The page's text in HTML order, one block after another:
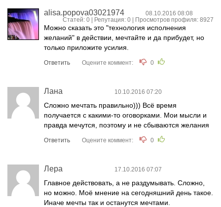
alisa.popova03021974
08.10.2016 08:08
Статей: 0 | Репутация: 0 | Просмотров профиля: 8927
Можно сказать это "технология исполнения
желаний" в действии, мечтайте и да прибудет, но
только приложите усилия.
Ответить Оцените коммент: 0
Лана 10.10.2016 07:20
Сложно мечтать правильно))) Всё время
получается с какими-то оговорками. Мои мысли и
правда мечутся, поэтому и не сбываются желания
Ответить Оцените коммент: 0
Лера 17.10.2016 07:07
Главное действовать, а не раздумывать. Сложно,
но можно. Моё мнение на сегодняшний день такое.
Иначе мечты так и останутся мечтами.